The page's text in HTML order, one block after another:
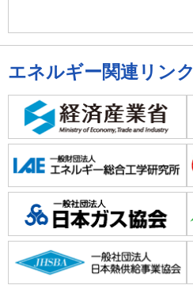
エネルギー関連リンク